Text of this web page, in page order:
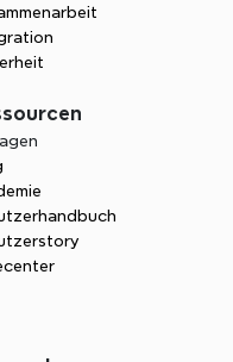
leere Blatt.